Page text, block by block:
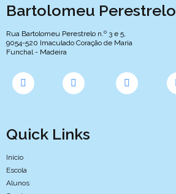
Bartolomeu Perestrelo
Rua Bartolomeu Perestrelo n.º 3 e 5,
9054-520 Imaculado Coração de Maria
Funchal - Madeira
Quick Links
Início
Escola
Alunos